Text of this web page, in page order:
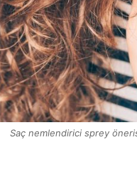
Saç nemlendirici sprey